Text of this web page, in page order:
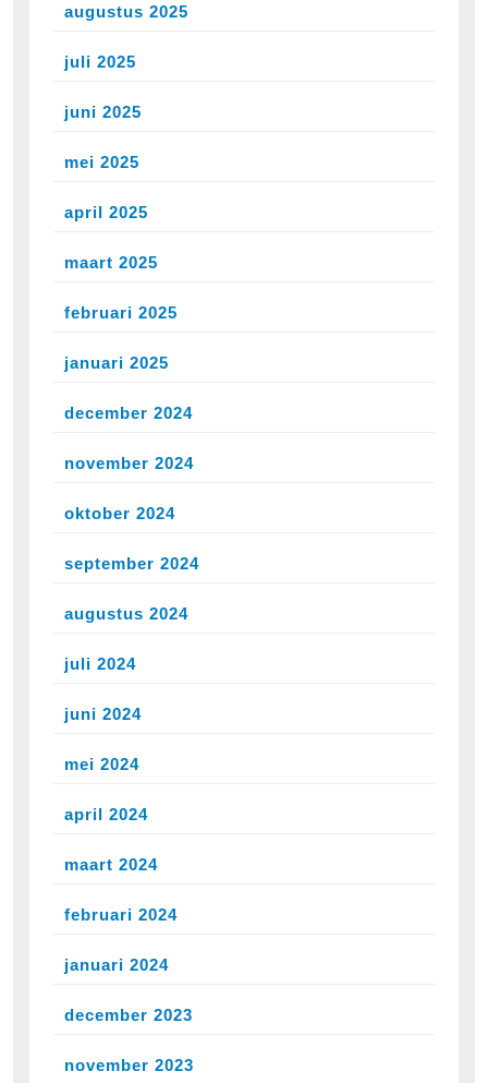
augustus 2025
juli 2025
juni 2025
mei 2025
april 2025
maart 2025
februari 2025
januari 2025
december 2024
november 2024
oktober 2024
september 2024
augustus 2024
juli 2024
juni 2024
mei 2024
april 2024
maart 2024
februari 2024
januari 2024
december 2023
november 2023